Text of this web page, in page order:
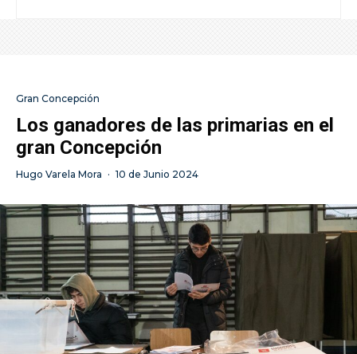
Gran Concepción
Los ganadores de las primarias en el
gran Concepción
Hugo Varela Mora · 10 de Junio 2024